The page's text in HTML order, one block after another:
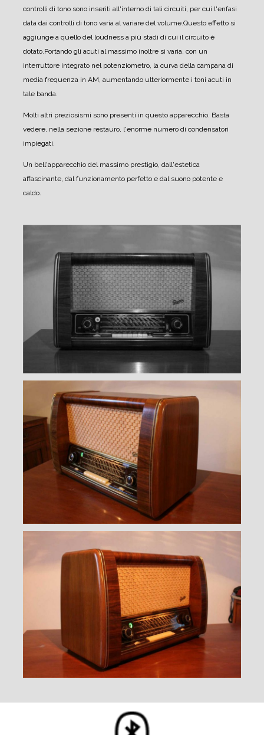
controlli di tono sono inseriti all'interno di tali circuiti, per cui l'enfasi
data dai controlli di tono varia al variare del volume.Questo effetto si
aggiunge a quello del loudness a più stadi di cui il circuito è
dotato.Portando gli acuti al massimo inoltre si varia, con un
interruttore integrato nel potenziometro, la curva della campana di
media frequenza in AM, aumentando ulteriormente i toni acuti in
tale banda.
Molti altri preziosismi sono presenti in questo apparecchio. Basta
vedere, nella sezione restauro, l'enorme numero di condensatori
impiegati.
Un bell'apparecchio del massimo prestigio, dall'estetica
affascinante, dal funzionamento perfetto e dal suono potente e
caldo.